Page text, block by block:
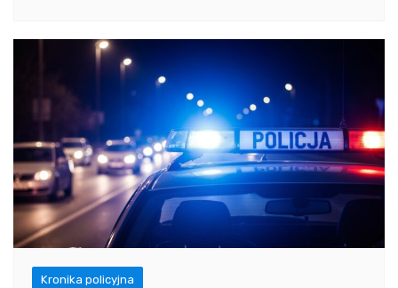
Kronika policyjna